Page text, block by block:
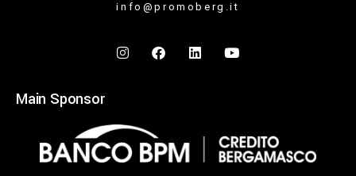
info@promoberg.it
Main Sponsor